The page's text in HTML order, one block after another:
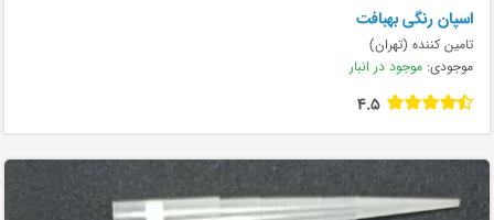
اسپان رنگی بهبافت
تامین کننده (تهران)
موجودی: موجود در انبار
4.5